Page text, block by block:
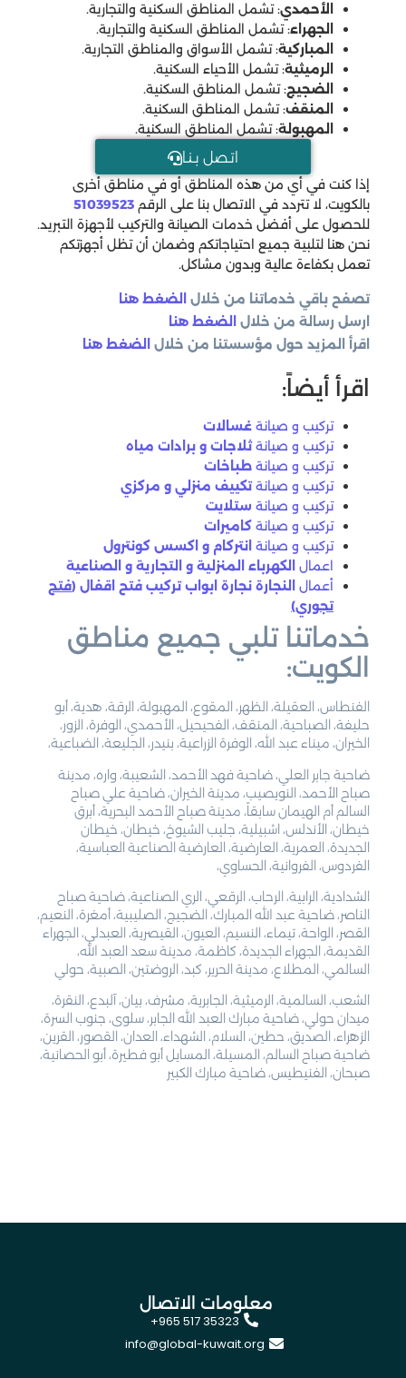
الأحمدي: تشمل المناطق السكنية والتجارية.
الجهراء: تشمل المناطق السكنية والتجارية.
المباركية: تشمل الأسواق والمناطق التجارية.
الرميثية: تشمل الأحياء السكنية.
الضجيج: تشمل المناطق السكنية.
المنقف: تشمل المناطق السكنية.
المهبولة: تشمل المناطق السكنية.
اتـصل بـنـا
إذا كنت في أي من هذه المناطق أو في مناطق أخرى
بالكويت، لا تتردد في الاتصال بنا على الرقم 51039523
للحصول على أفضل خدمات الصيانة والتركيب لأجهزة التبريد.
نحن هنا لتلبية جميع احتياجاتكم وضمان أن تظل أجهزتكم
تعمل بكفاءة عالية وبدون مشاكل.
تصفح باقي خدماتنا من خلال الضغط هنا
ارسل رسالة من خلال
الضغط هنا
اقرأ المزيد حول مؤسستنا من خلال
الضغط هنا
اقرأ أيضاً:
تركيب و صيانة غسالات
تركيب و صيانةثلاجات و برادات مياه
تركيب و صيانة طباخات
تركيب و صيانةتكييف منزلي و مركزي
تركيب و صيانة ستلايت
تركيب و صيانة كاميرات
تركيب و صيانة انتركام و اكسس كونترول
اعمال
الكهرباء المنزلية و التجارية و الصناعية
أعمال
النجارة نجارة ابواب تركيب فتح اقفال (فتح
تجوري)
خدماتنا تلبي جميع مناطق
الكويت:
الفنطاس، العقيلة، الظهر، المقوع، المهبولة، الرقة، هدية، أبو
حليفة، الصباحية، المنقف، الفحيحيل، الأحمدي، الوفرة، الزور،
الخيران، ميناء عبد الله، الوفرة الزراعية، بنيدر، الجليعة، الضباعية،
ضاحية جابر العلي، ضاحية فهد الأحمد، الشعيبة، واره، مدينة
صباح الأحمد، النويصيب، مدينة الخيران، ضاحية علي صباح
السالم أم الهيمان سابقاً، مدينة صباح الأحمد البحرية، أبرق
خيطان، الأندلس، اشبيلية، جليب الشيوخ، خيطان، خيطان
الجديدة، العمرية، العارضية، العارضية الصناعية العباسية،
الفردوس، الفروانية، الحساوي،
الشدادية، الرابية، الرحاب، الرقعي، الري الصناعية، ضاحية صباح
الناصر، ضاحية عبد الله المبارك، الضجيج، الصليبية، أمغرة، النعيم،
القصر، الواحة، تيماء، النسيم، العيون، القيصرية، العبدلي، الجهراء
القديمة، الجهراء الجديدة، كاظمة، مدينة سعد العبد الله،
السالمي، المطلاع، مدينة الحرير، كبد، الروضتين، الصبية، حولي
الشعب، السالمية، الرميثية، الجابرية، مشرف، بيان، آلبدع، النقرة،
ميدان حولي، ضاحية مبارك العبد الله الجابر، سلوى، جنوب السرة،
الزهراء، الصديق، حطين، السلام، الشهداء، العدان، القصور، القرين،
ضاحية صباح السالم، المسيلة، المسايل أبو فطيرة، أبو الحصانية،
صبحان، الفنيطيس، ضاحية مبارك الكبير
معلومات الاتصال
+965 517 35323
info@global-kuwait.org